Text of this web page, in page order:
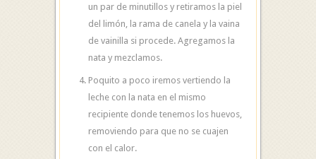
un par de minutillos y retiramos la piel
del limón, la rama de canela y la vaina
de vainilla si procede. Agregamos la
nata y mezclamos.
Poquito a poco iremos vertiendo la
leche con la nata en el mismo
recipiente donde tenemos los huevos,
removiendo para que no se cuajen
con el calor.